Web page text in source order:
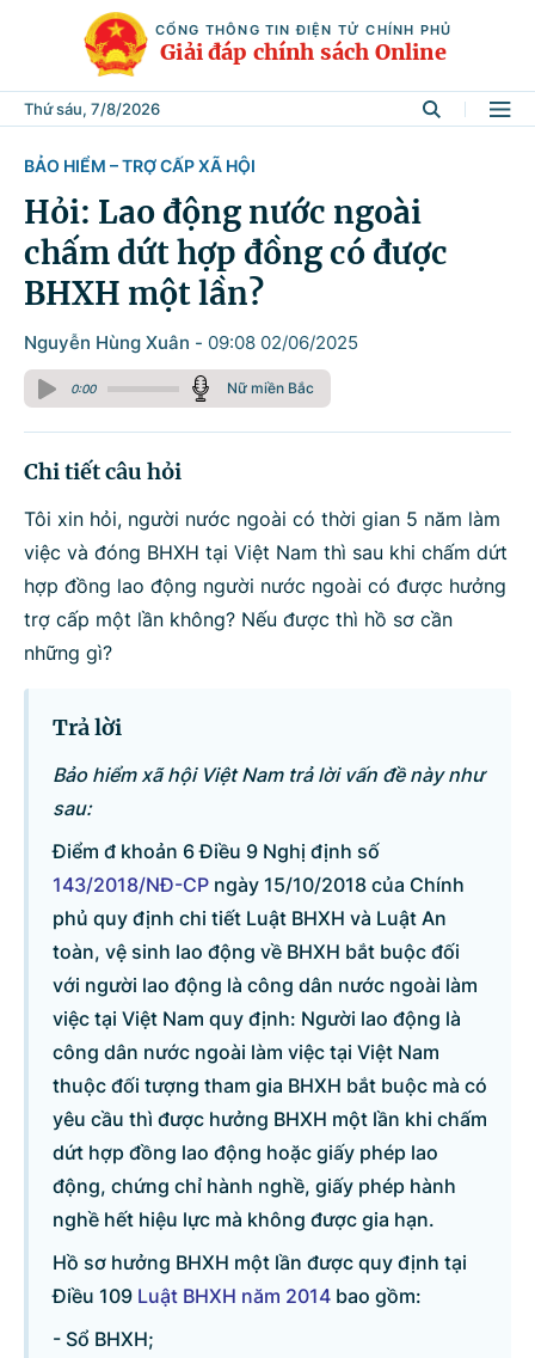
CỔNG THÔNG TIN ĐIỆN TỬ CHÍNH PHỦ
Giải đáp chính sách Online
Thứ sáu, 7/8/2026
Tìm kiếm
Từ khóa
Tìm trong
Lĩnh vực
Bộ ngành
Danh sách câu hỏi
Câu hỏi xem nhiều nhất
Câu hỏi chờ trả lời
Hỏi đáp về quyền sử dụng đất
BẢO HIỂM – TRỢ CẤP XÃ HỘI
Hỏi: Lao động nước ngoài
chấm dứt hợp đồng có được
BHXH một lần?
Nguyễn Hùng Xuân - 09:08 02/06/2025
0:00 Nữ miền Bắc
Chi tiết câu hỏi
Tôi xin hỏi, người nước ngoài có thời gian 5 năm làm
việc và đóng BHXH tại Việt Nam thì sau khi chấm dứt
hợp đồng lao động người nước ngoài có được hưởng
trợ cấp một lần không? Nếu được thì hồ sơ cần
những gì?
Trả lời
Bảo hiểm xã hội Việt Nam trả lời vấn đề này như
sau:
Điểm đ khoản 6 Điều 9 Nghị định số
143/2018/NĐ-CP ngày 15/10/2018 của Chính
phủ quy định chi tiết Luật BHXH và Luật An
toàn, vệ sinh lao động về BHXH bắt buộc đối
với người lao động là công dân nước ngoài làm
việc tại Việt Nam quy định: Người lao động là
công dân nước ngoài làm việc tại Việt Nam
thuộc đối tượng tham gia BHXH bắt buộc mà có
yêu cầu thì được hưởng BHXH một lần khi chấm
dứt hợp đồng lao động hoặc giấy phép lao
động, chứng chỉ hành nghề, giấy phép hành
nghề hết hiệu lực mà không được gia hạn.
Hồ sơ hưởng BHXH một lần được quy định tại
Điều 109 Luật BHXH năm 2014 bao gồm:
- Sổ BHXH;